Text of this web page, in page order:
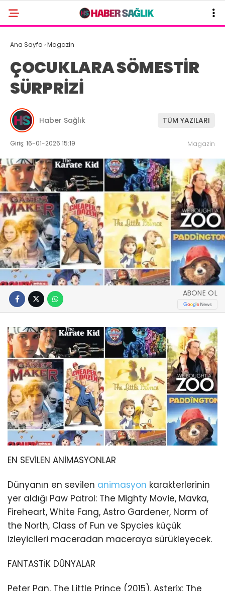
Ana Sayfa ›Magazin
ÇOCUKLARA SÖMESTİR
SÜRPRİZİ
Haber Sağlık TÜM YAZILARI
Giriş: 16-01-2026 15:19 Magazin
ABONE OL
EN SEVİLEN ANİMASYONLAR
Dünyanın en sevilen animasyon karakterlerinin
yer aldığı Paw Patrol: The Mighty Movie, Mavka,
Fireheart, White Fang, Astro Gardener, Norm of
the North, Class of Fun ve Spycies küçük
izleyicileri maceradan maceraya sürükleyecek.
FANTASTİK DÜNYALAR